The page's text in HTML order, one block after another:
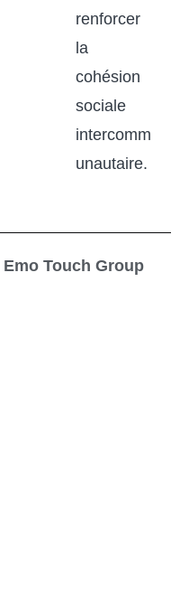
renforcer
la
cohésion
sociale
intercomm
unautaire.
Emo Touch Group